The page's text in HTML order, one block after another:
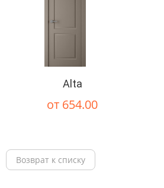
Alta
от 654.00
Возврат к списку